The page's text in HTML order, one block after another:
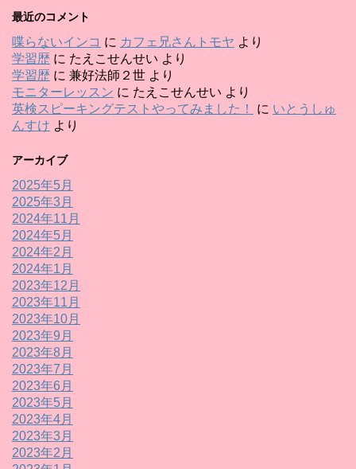
最近のコメント
喋らないインコ に カフェ兄さんトモヤ より
学習歴 に たえこせんせい より
学習歴 に 兼好法師２世 より
モニターレッスン に たえこせんせい より
英検スピーキングテストやってみました！
に いとうしゅ
んすけ より
アーカイブ
2025年5月
2025年3月
2024年11月
2024年5月
2024年2月
2024年1月
2023年12月
2023年11月
2023年10月
2023年9月
2023年8月
2023年7月
2023年6月
2023年5月
2023年4月
2023年3月
2023年2月